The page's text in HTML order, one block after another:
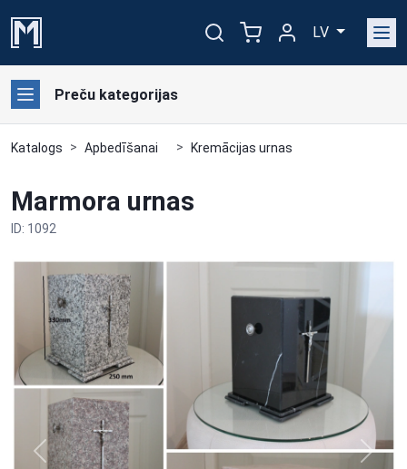
LV
Preču kategorijas
Katalogs Apbedīšanai Kremācijas urnas
Previous Next
Marmora urnas
ID: 1092